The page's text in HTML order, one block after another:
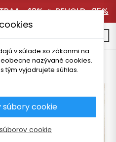
-40%🔥DEVOLD -25%
Tričká a body
Body
v súlade so zákonmi na
nazývané cookies.
tým vyjadrujete súhlas.
súbory cookie
cookie